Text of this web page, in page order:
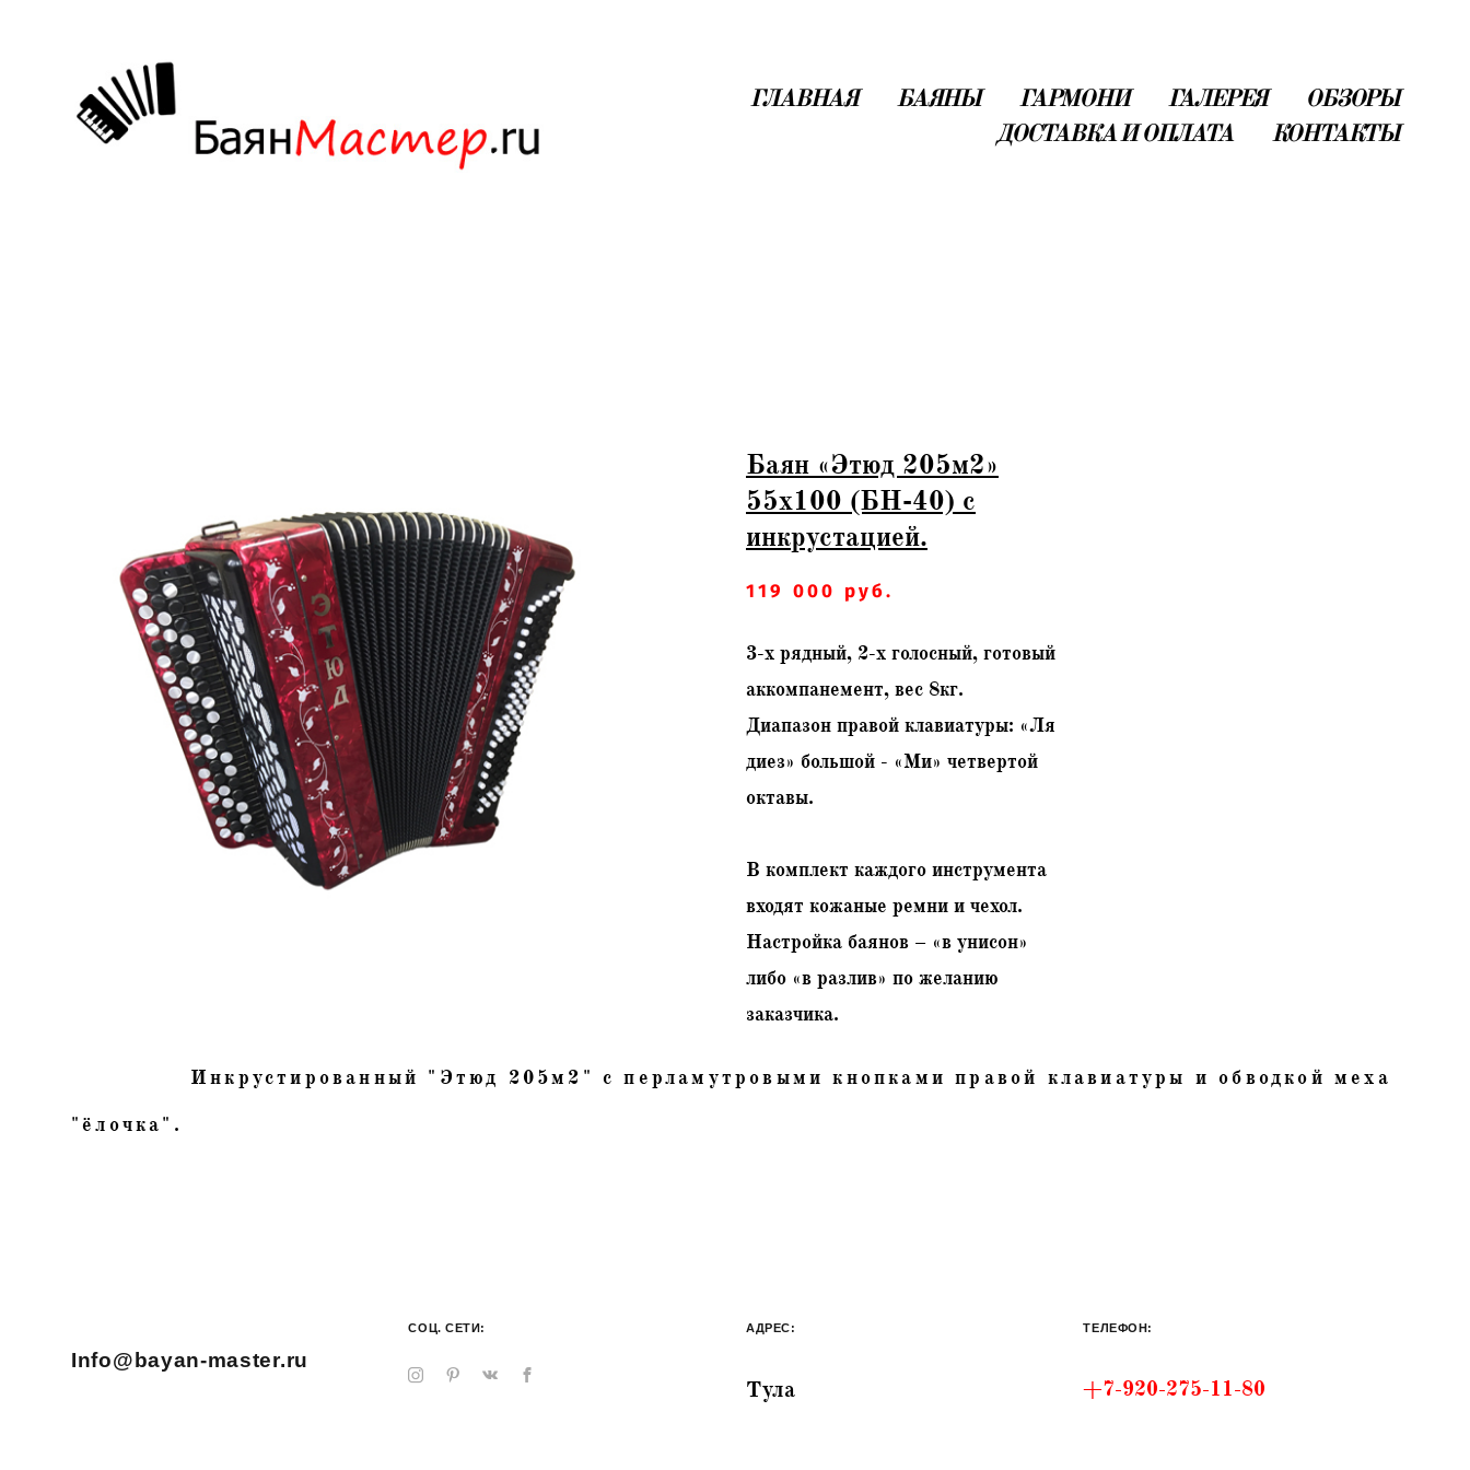
ГЛАВНАЯ БАЯНЫ ГАРМОНИ ГАЛЕРЕЯ
ОБЗОРЫ
ДОСТАВКА И ОПЛАТА
КОНТАКТЫ
Баян «Этюд 205м2»
55х100 (БН-40) с
инкрустацией.
119 000 руб.
3-х рядный, 2-х голосный, готовый
аккомпанемент, вес 8кг.
Диапазон правой клавиатуры: «Ля
диез» большой - «Ми» четвертой
октавы.
В комплект каждого инструмента
входят кожаные ремни и чехол.
Настройка баянов – «в унисон»
либо «в разлив» по желанию
заказчика.
Инкрустированный "Этюд 205м2" с перламутровыми кнопками правой клавиатуры и обводкой меха
"ёлочка".
Info@bayan-master.ru
СОЦ. СЕТИ: АДРЕС:
Тула
ТЕЛЕФОН:
+7-920-275-11-80